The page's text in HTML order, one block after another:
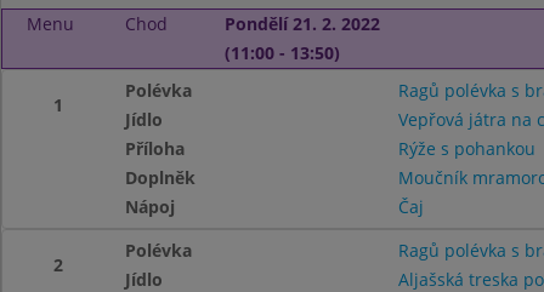
Menu Chod
Pondělí 21. 2. 2022
(11:00 - 13:50)
1
Polévka
Ragů polévka s
Jídlo
Vepřová játra na
Příloha
Rýže s pohankou
Doplněk
Moučník
Nápoj
Čaj
2
Polévka
Ragů polévka s
Jídlo
Aljašská treska